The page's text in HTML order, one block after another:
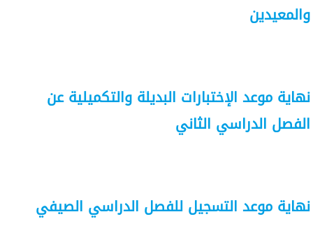
والمعيدين
نهاية موعد الإختبارات البديلة والتكميلية عن
الفصل الدراسي الثاني
نهاية موعد التسجيل للفصل الدراسي الصيفي